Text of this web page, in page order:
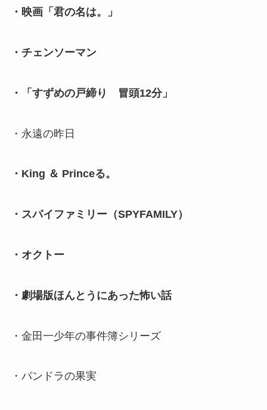
・映画「君の名は。」
・チェンソーマン
・「すずめの戸締り 冒頭12分」
・永遠の昨日
・King ＆ Princeる。
・スパイファミリー（SPYFAMILY）
・オクトー
・劇場版ほんとうにあった怖い話
・金田一少年の事件簿シリーズ
・パンドラの果実